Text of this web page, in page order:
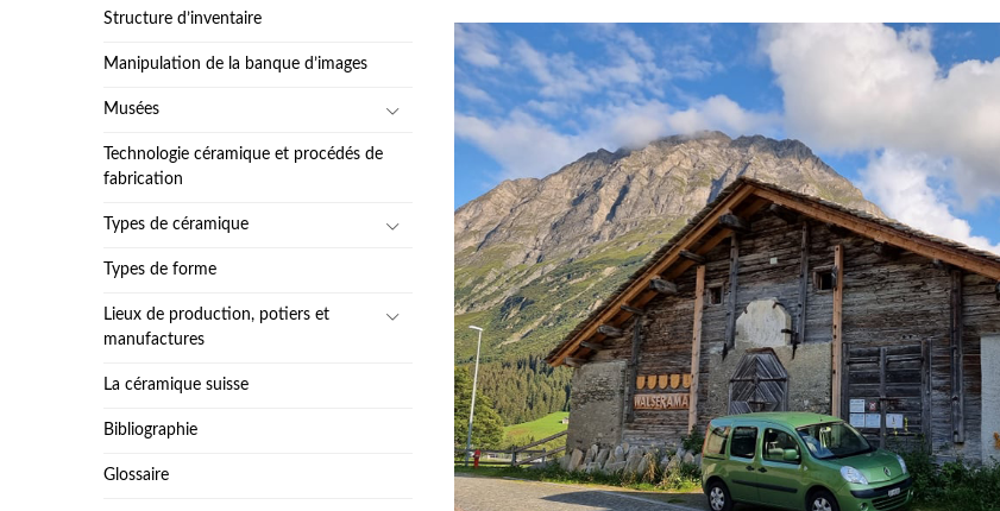
Structure d’inventaire
Manipulation de la banque d’images
Musées
Technologie céramique et procédés de
fabrication
Types de céramique
Types de forme
Lieux de production, potiers et
manufactures
La céramique suisse
Bibliographie
Glossaire